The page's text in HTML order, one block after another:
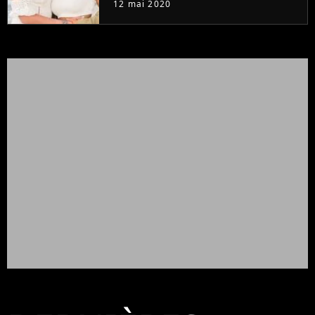
12 mai 2020